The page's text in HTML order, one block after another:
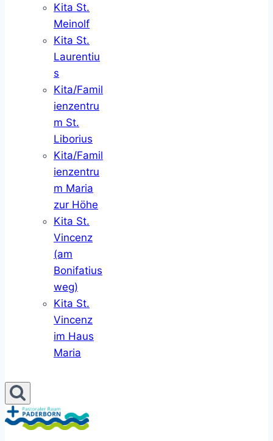
Kita St.
Meinolf
Kita St.
Laurentiu
s
Kita/Famil
ienzentru
m St.
Liborius
Kita/Famil
ienzentru
m Maria
zur Höhe
Kita St.
Vincenz
(am
Bonifatius
weg)
Kita St.
Vincenz
im Haus
Maria